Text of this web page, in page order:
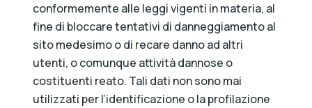
conformemente alle leggi vigenti in materia, al
fine di bloccare tentativi di danneggiamento al
sito medesimo o di recare danno ad altri
utenti, o comunque attività dannose o
costituenti reato. Tali dati non sono mai
utilizzati per l’identificazione o la profilazione